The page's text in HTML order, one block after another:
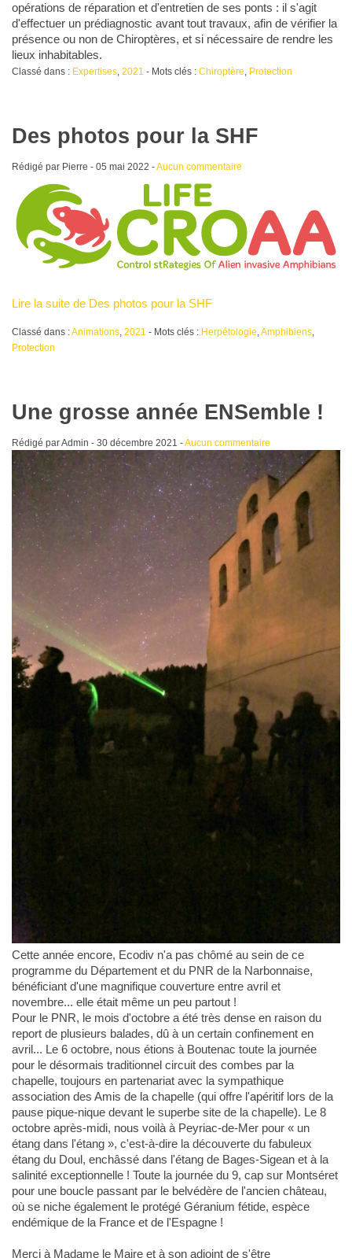
opérations de réparation et d'entretien de ses ponts : il s'agit
d'effectuer un prédiagnostic avant tout travaux, afin de vérifier la
présence ou non de Chiroptères, et si nécessaire de rendre les
lieux inhabitables.
Classé dans : Expertises, 2021 - Mots clés : Chiroptère, Protection
Des photos pour la SHF
Rédigé par Pierre - 05 mai 2022 -Aucun commentaire
Lire la suite de Des photos pour la SHF
Classé dans :Animations, 2021 - Mots clés : Herpétologie,Amphibiens,
Protection
Une grosse année ENSemble !
Rédigé par Admin - 30 décembre 2021 -Aucun commentaire
Cette année encore, Ecodiv n'a pas chômé au sein de ce
programme du Département et du PNR de la Narbonnaise,
bénéficiant d'une magnifique couverture entre avril et
novembre... elle était même un peu partout !
Pour le PNR, le mois d'octobre a été très dense en raison du
report de plusieurs balades, dû à un certain confinement en
avril... Le 6 octobre, nous étions à Boutenac toute la journée
pour le désormais traditionnel circuit des combes par la
chapelle, toujours en partenariat avec la sympathique
association des Amis de la chapelle (qui offre l'apéritif lors de la
pause pique-nique devant le superbe site de la chapelle). Le 8
octobre après-midi, nous voilà à Peyriac-de-Mer pour « un
étang dans l'étang », c'est-à-dire la découverte du fabuleux
étang du Doul, enchâssé dans l'étang de Bages-Sigean et à la
salinité exceptionnelle ! Toute la journée du 9, cap sur Montséret
pour une boucle passant par le belvédère de l'ancien château,
où se niche également le protégé Géranium fétide, espèce
endémique de la France et de l'Espagne !
Merci à Madame le Maire et à son adjoint de s'être